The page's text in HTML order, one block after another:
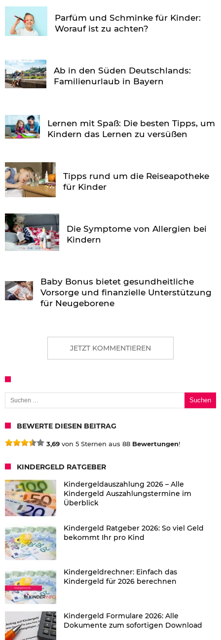
Parfüm und Schminke für Kinder:
Worauf ist zu achten?
Ab in den Süden Deutschlands:
Familienurlaub in Bayern
Lernen mit Spaß: Die besten Tipps, um
Kindern das Lernen zu versüßen
Tipps rund um die Reiseapotheke
für Kinder
Die Symptome von Allergien bei
Kindern
Baby Bonus bietet gesundheitliche
Vorsorge und finanzielle Unterstützung
für Neugeborene
JETZT KOMMENTIEREN
Suchen nach:
BEWERTE DIESEN BEITRAG
3,69 von 5 Sternen aus 88 Bewertungen!
KINDERGELD RATGEBER
Kindergeldauszahlung 2026 – Alle
Kindergeld Auszahlungstermine im
Überblick
Kindergeld Ratgeber 2026: So viel Geld
bekommt Ihr pro Kind
Kindergeldrechner: Einfach das
Kindergeld für 2026 berechnen
Kindergeld Formulare 2026: Alle
Dokumente zum sofortigen Download